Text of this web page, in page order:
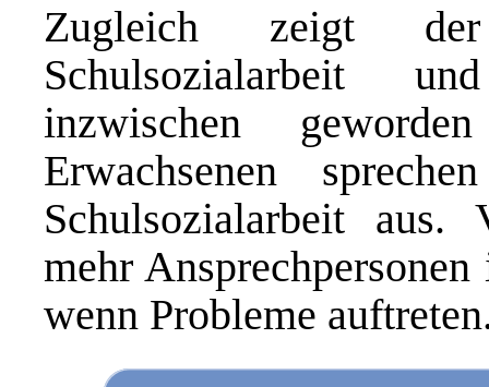
Zugleich zeigt
Schulsozialarbeit
inzwischen
Erwachsenen
Schulsozialarbeit
mehr
wenn Probleme